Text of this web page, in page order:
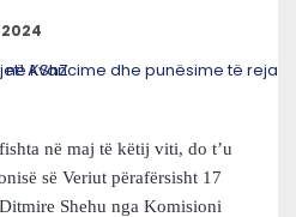
në maj të këtij viti, do t’u
së Veriut përafërsisht 17
Shehu nga Komisioni